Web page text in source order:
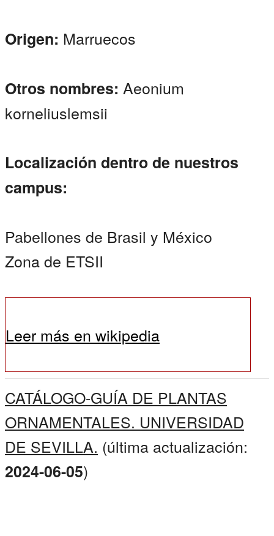
Origen: Marruecos
Otros nombres: Aeonium
korneliuslemsii
Localización dentro de nuestros
campus:
Pabellones de Brasil y México
Zona de ETSII
Leer más en wikipedia
CATÁLOGO-GUÍA DE PLANTAS
ORNAMENTALES. UNIVERSIDAD
DE SEVILLA. (última actualización:
2024-06-05)